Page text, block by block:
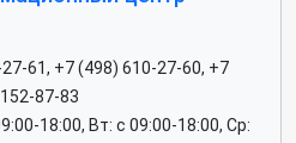
61, +7 (498) 610-27-60, +7
87-83
18:00, Вт: c 09:00-18:00, Ср: